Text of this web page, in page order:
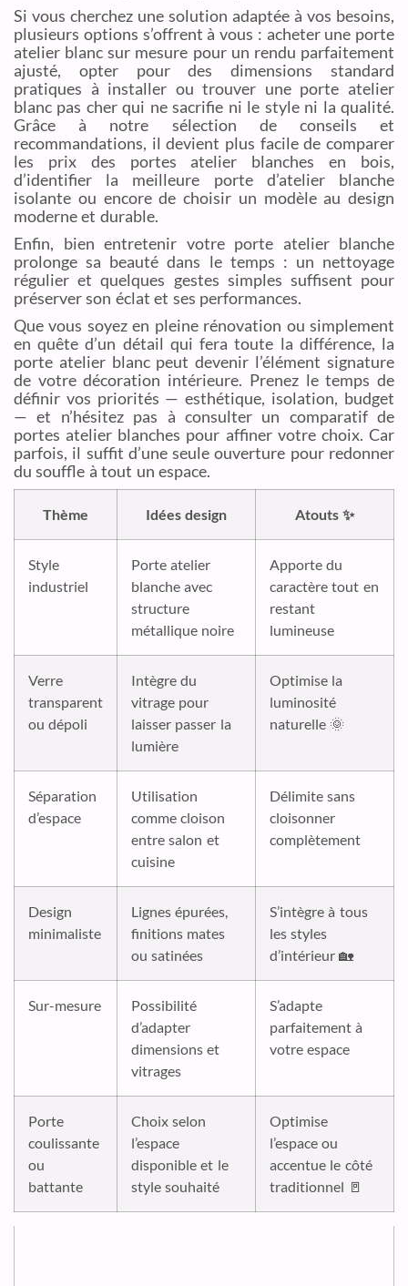
Si vous cherchez une solution adaptée à vos besoins,
plusieurs options s’offrent à vous : acheter une porte
atelier blanc sur mesure pour un rendu parfaitement
ajusté, opter pour des dimensions standard
pratiques à installer ou trouver une porte atelier
blanc pas cher qui ne sacrifie ni le style ni la qualité.
Grâce à notre sélection de conseils et
recommandations, il devient plus facile de comparer
les prix des portes atelier blanches en bois,
d’identifier la meilleure porte d’atelier blanche
isolante ou encore de choisir un modèle au design
moderne et durable.
Enfin, bien entretenir votre porte atelier blanche
prolonge sa beauté dans le temps : un nettoyage
régulier et quelques gestes simples suffisent pour
préserver son éclat et ses performances.
Que vous soyez en pleine rénovation ou simplement
en quête d’un détail qui fera toute la différence, la
porte atelier blanc peut devenir l’élément signature
de votre décoration intérieure. Prenez le temps de
définir vos priorités — esthétique, isolation, budget
— et n’hésitez pas à consulter un comparatif de
portes atelier blanches pour affiner votre choix. Car
parfois, il suffit d’une seule ouverture pour redonner
du souffle à tout un espace.
Thème Idées design Atouts ✨
Style
industriel
Porte atelier
blanche avec
structure
métallique noire
Apporte du
caractère tout en
restant
lumineuse
Verre
transparent
ou dépoli
Intègre du
vitrage pour
laisser passer la
lumière
Optimise la
luminosité
naturelle 🌞
Séparation
d’espace
Utilisation
comme cloison
entre salon et
cuisine
Délimite sans
cloisonner
complètement
Design
minimaliste
Lignes épurées,
finitions mates
ou satinées
S’intègre à tous
les styles
d’intérieur 🏡
Sur-mesure
Possibilité
d’adapter
dimensions et
vitrages
S’adapte
parfaitement à
votre espace
Porte
coulissante
ou
battante
Choix selon
l’espace
disponible et le
style souhaité
Optimise
l’espace ou
accentue le côté
traditionnel 🚪